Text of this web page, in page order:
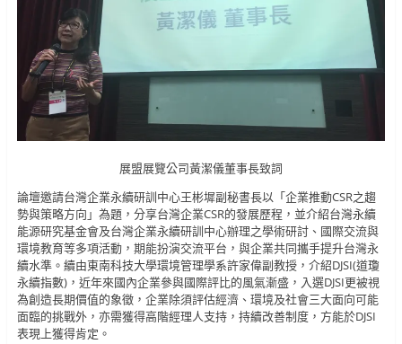
展盟展覽公司黃潔儀董事長致詞
論壇邀請台灣企業永續研訓中心王彬墀副秘書長以「企業推動CSR之趨
勢與策略方向」為題，分享台灣企業CSR的發展歷程，並介紹台灣永續
能源研究基金會及台灣企業永續研訓中心辦理之學術研討、國際交流與
環境教育等多項活動，期能扮演交流平台，與企業共同攜手提升台灣永
續水準。續由東南科技大學環境管理學系許家偉副教授，介紹DJSI(道瓊
永續指數)，近年來國內企業參與國際評比的風氣漸盛，入選DJSI更被視
為創造長期價值的象徵，企業除須評估經濟、環境及社會三大面向可能
面臨的挑戰外，亦需獲得高階經理人支持，持續改善制度，方能於DJSI
表現上獲得肯定。